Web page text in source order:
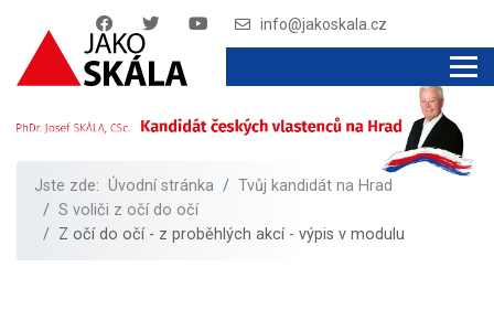
info@jakoskala.cz
Jste zde: Úvodní stránka
Tvůj kandidát na Hrad
S voliči z očí do očí
Z očí do očí - z proběhlých akcí - výpis v modulu